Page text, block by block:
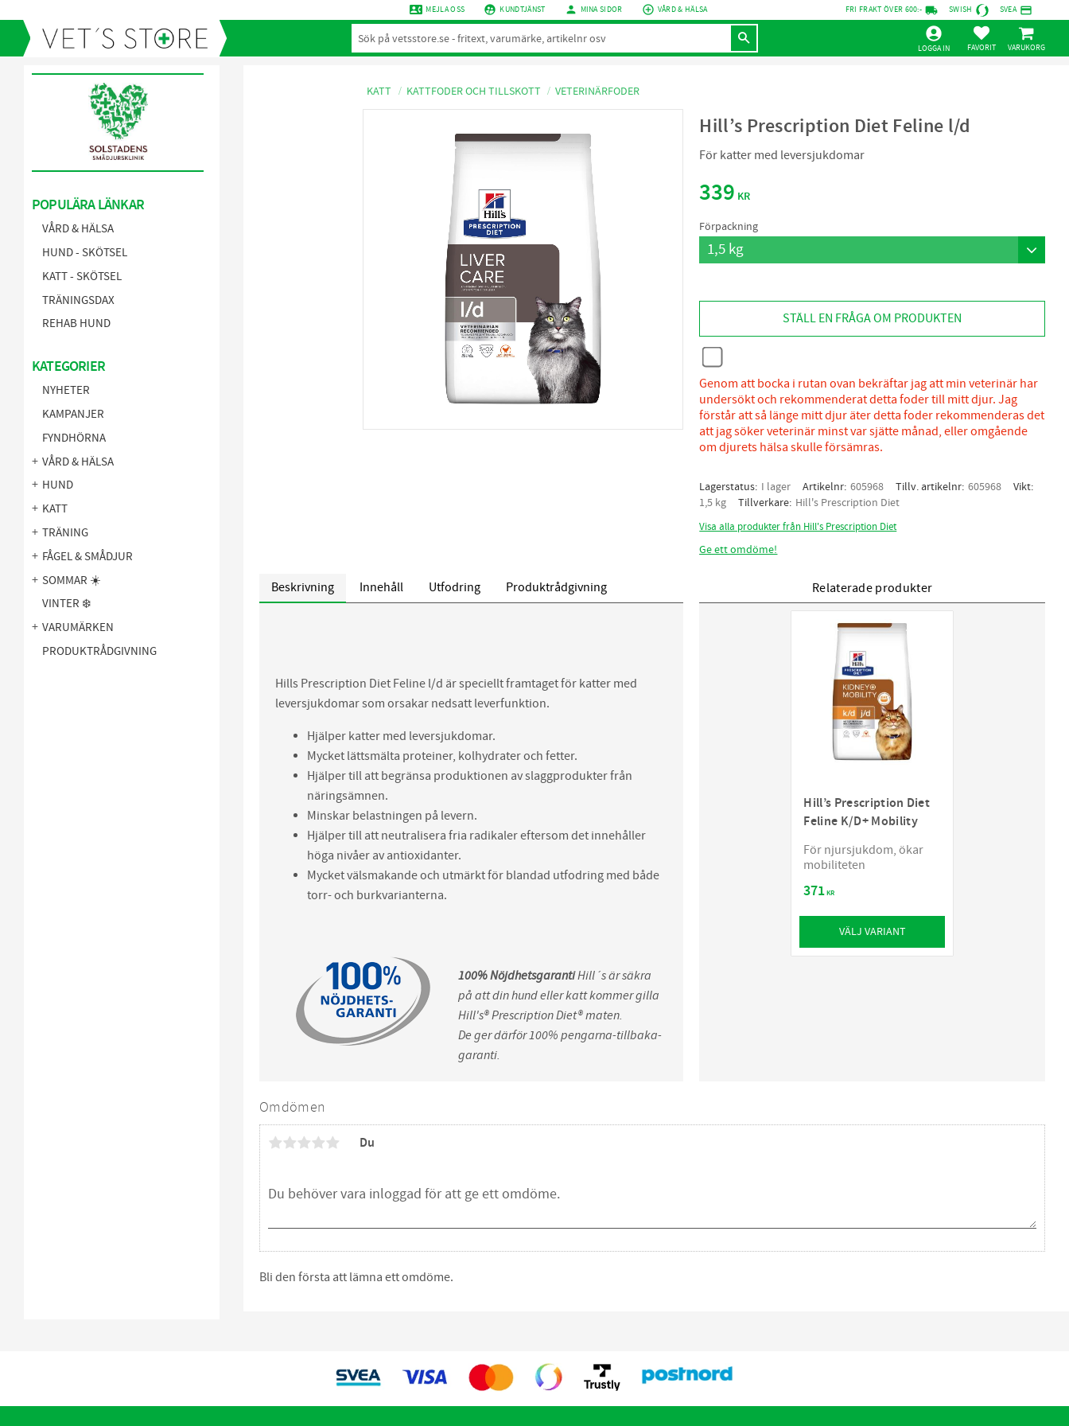
contact_phone MEJLA OSS supervised_user_circle KUNDTJÄNST person MINA SIDOR add_circle_outline VÅRD & HÄLSA FRI FRAKT ÖVER 600:- local_shipping SWISH SVEA credit_card
LOGGA IN FAVORITER
KUNDVAGN
KATT KATTFODER OCH TILLSKOTT VETERINÄRFODER
Hill’s Prescription Diet Feline l/d
För katter med leversjukdomar
339 KR
Förpackning
STÄLL EN FRÅGA OM PRODUKTEN
Genom att bocka i rutan ovan bekräftar jag att min veterinär har
undersökt och rekommenderat detta foder till mitt djur. Jag
förstår att så länge mitt djur äter detta foder rekommenderas det
att jag söker veterinär minst var sjätte månad, eller omgående
om djurets hälsa skulle försämras.
Lagerstatus I lager Artikelnr 605968 Tillv. artikelnr 605968
Vikt
1,5 kg
Tillverkare Hill's Prescription Diet
Visa alla produkter från Hill's Prescription Diet
Ge ett omdöme!
Beskrivning Innehåll Utfodring Produktrådgivning
Hills Prescription Diet Feline l/d är speciellt framtaget för katter med
leversjukdomar som orsakar nedsatt leverfunktion.
Hjälper katter med leversjukdomar.
Mycket lättsmälta proteiner, kolhydrater och fetter.
Hjälper till att begränsa produktionen av slaggprodukter från
näringsämnen.
Minskar belastningen på levern.
Hjälper till att neutralisera fria radikaler eftersom det innehåller
höga nivåer av antioxidanter.
Mycket välsmakande och utmärkt för blandad utfodring med både
torr- och burkvarianterna.
100% NöjdhetsgarantiHill´s är säkra
på att din hund eller katt kommer gilla
Hill's® Prescription Diet® maten.
De ger därför 100% pengarna-tillbaka-
garanti.
Omdömen
Du
Bli den första att lämna ett omdöme.
Relaterade produkter
Hill’s Prescription Diet
Feline K/D+ Mobility
För njursjukdom, ökar
mobiliteten
371KR
VÄLJ VARIANT
POPULÄRA LÄNKAR
VÅRD & HÄLSA
HUND - SKÖTSEL
KATT - SKÖTSEL
TRÄNINGSDAX
REHAB HUND
KATEGORIER
NYHETER
KAMPANJER
FYNDHÖRNA
VÅRD & HÄLSA
HUND
KATT
TRÄNING
FÅGEL & SMÅDJUR
SOMMAR ☀️
VINTER ❄️
VARUMÄRKEN
PRODUKTRÅDGIVNING